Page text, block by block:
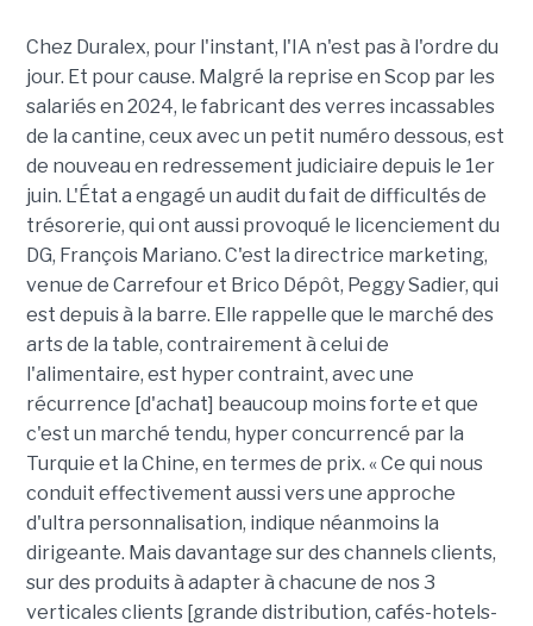
Chez Duralex, pour l'instant, l'IA n'est pas à l'ordre du
jour. Et pour cause. Malgré la reprise en Scop par les
salariés en 2024, le fabricant des verres incassables
de la cantine, ceux avec un petit numéro dessous, est
de nouveau en redressement judiciaire depuis le 1er
juin. L'État a engagé un audit du fait de difficultés de
trésorerie, qui ont aussi provoqué le licenciement du
DG, François Mariano. C'est la directrice marketing,
venue de Carrefour et Brico Dépôt, Peggy Sadier, qui
est depuis à la barre. Elle rappelle que le marché des
arts de la table, contrairement à celui de
l'alimentaire, est hyper contraint, avec une
récurrence [d'achat] beaucoup moins forte et que
c'est un marché tendu, hyper concurrencé par la
Turquie et la Chine, en termes de prix. « Ce qui nous
conduit effectivement aussi vers une approche
d'ultra personnalisation, indique néanmoins la
dirigeante. Mais davantage sur des channels clients,
sur des produits à adapter à chacune de nos 3
verticales clients [grande distribution, cafés-hotels-